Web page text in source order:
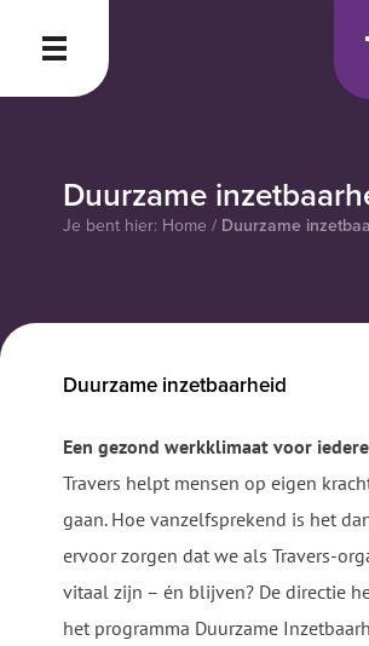
Duurzame
Je bent hier: Home / Duurzame
Duurzame inzetbaarheid
Een gezond werkklimaat voor
Travers helpt mensen op eigen
gaan. Hoe vanzelfsprekend is het
ervoor zorgen dat we als Travers-
vitaal zijn – én blijven? De directie
het programma Duurzame